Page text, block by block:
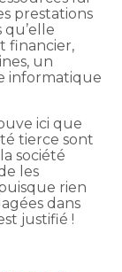
prestations
financier,
un
informatique
ici que
tierce sont
société
les
rien
dans
justifié !